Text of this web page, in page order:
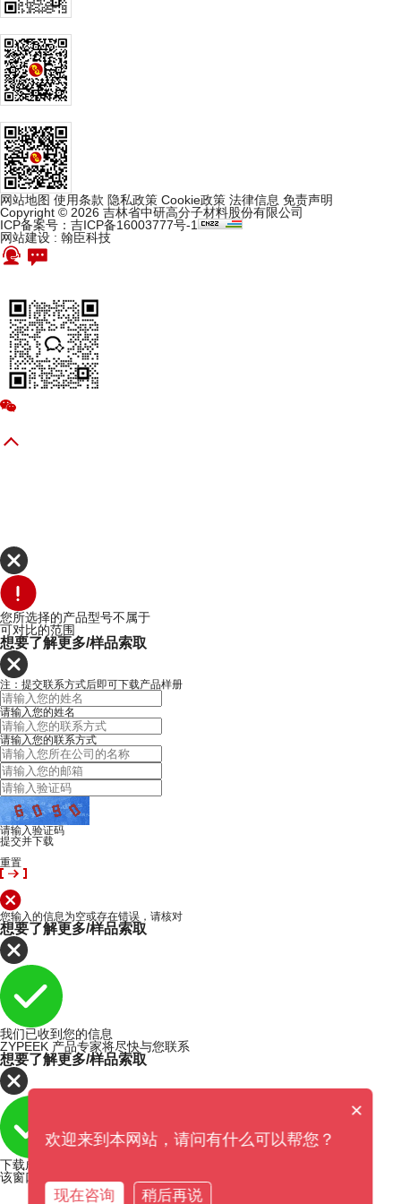
网站地图 使用条款 隐私政策 Cookie政策 法律信息 免责声明
Copyright © 2026 吉林省中研高分子材料股份有限公司
ICP备案号：吉ICP备16003777号-1
网站建设 : 翰臣科技
您所选择的产品型号不属于
可对比的范围
想要了解更多/样品索取
注：提交联系方式后即可下载产品样册
请输入您的姓名
请输入您的联系方式
请输入验证码
提交并下载
重置
您输入的信息为空或存在错误，请核对
想要了解更多/样品索取
我们已收到您的信息
ZYPEEK 产品专家将尽快与您联系
想要了解更多/样品索取
下载成功
该窗口即将在5秒内关闭
×
欢迎来到本网站，请问有什么可以帮您？
现在咨询 稍后再说